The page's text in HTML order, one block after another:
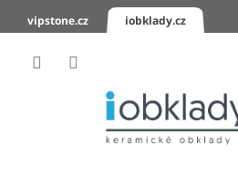
vipstone.cz iobklady.cz